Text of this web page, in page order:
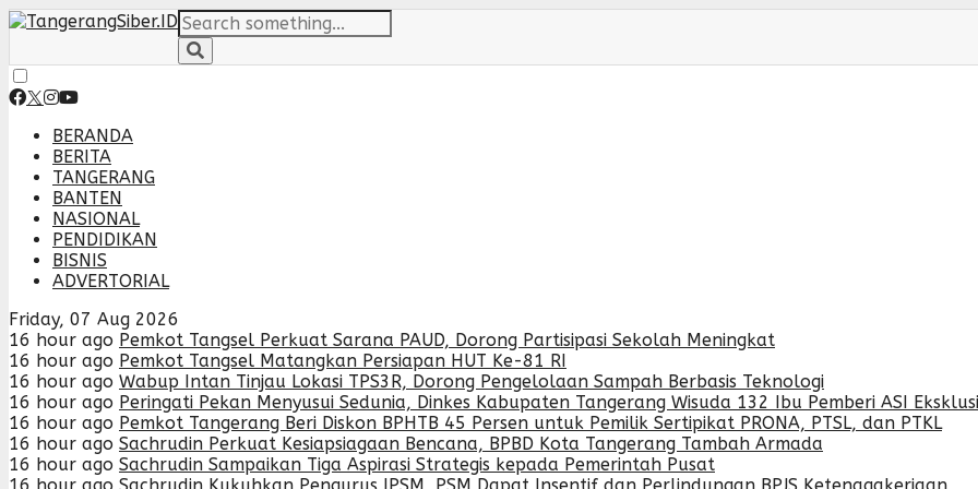
BERANDA
BERITA
TANGERANG
BANTEN
NASIONAL
PENDIDIKAN
BISNIS
ADVERTORIAL
Friday, 07 Aug 2026
16 hour ago Pemkot Tangsel Perkuat Sarana PAUD, Dorong Partisipasi Sekolah Meningkat
16 hour ago Pemkot Tangsel Matangkan Persiapan HUT Ke-81 RI
16 hour ago Wabup Intan Tinjau Lokasi TPS3R, Dorong Pengelolaan Sampah Berbasis Teknologi
16 hour ago Peringati Pekan Menyusui Sedunia, Dinkes Kabupaten Tangerang Wisuda 132 Ibu Pemberi ASI
16 hour ago Pemkot Tangerang Beri Diskon BPHTB 45 Persen untuk Pemilik Sertipikat PRONA, PTSL, dan PTKL
16 hour ago Sachrudin Perkuat Kesiapsiagaan Bencana, BPBD Kota Tangerang Tambah Armada
16 hour ago Sachrudin Sampaikan Tiga Aspirasi Strategis kepada Pemerintah Pusat